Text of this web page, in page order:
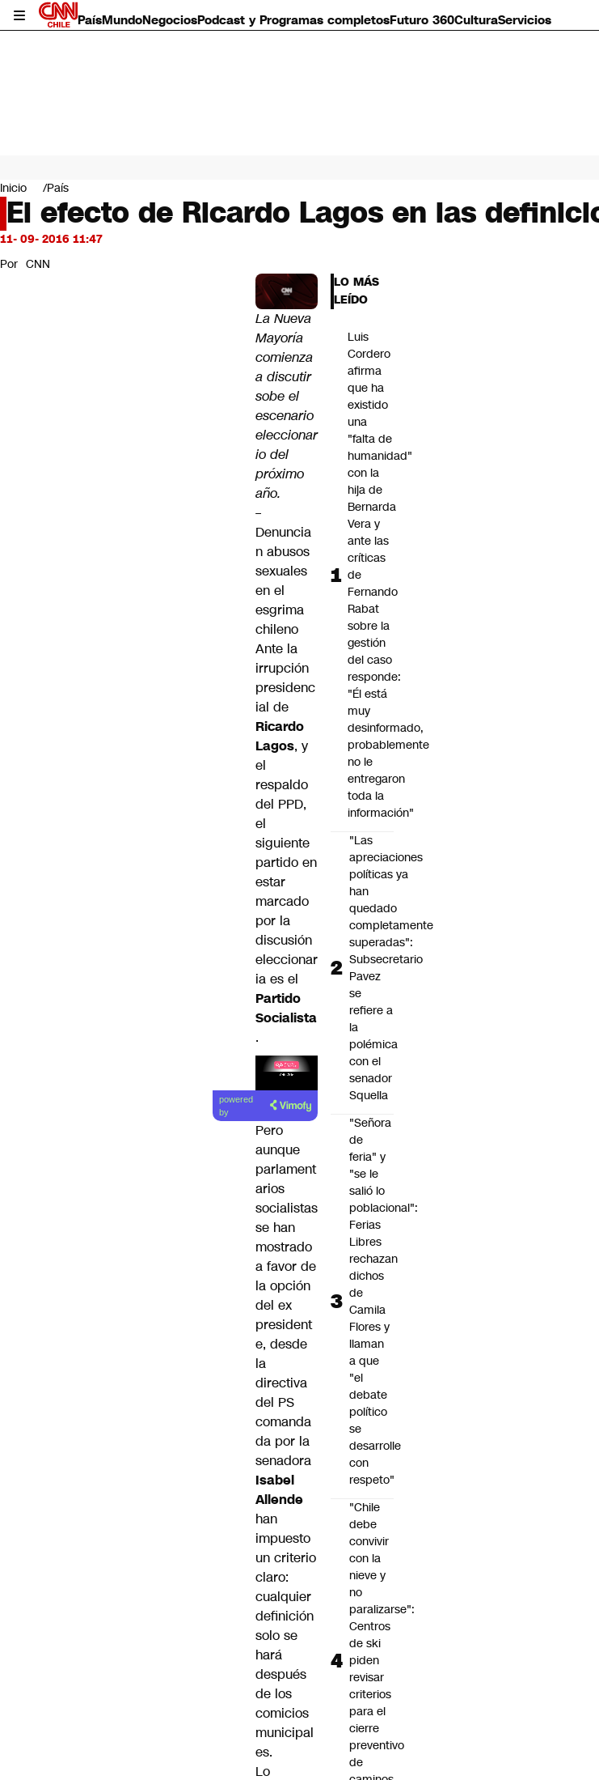
PaísMundoNegociosPodcast y Programas completosFuturo 360CulturaServicios
Mundo
Negocios
Deportes
Programas completos
Servicios
Inicio País
El efecto de Ricardo Lagos en las
11- 09- 2016 11:47
Por CNN
La Nueva
Mayoría
comienza
a discutir
sobe el
escenario
eleccionar
io del
próximo
año.
–
Denuncia
n abusos
sexuales
en el
esgrima
chileno
Ante la
irrupción
presidenc
ial de
Ricardo
Lagos, y
el
respaldo
del PPD,
el
siguiente
partido en
estar
marcado
por la
discusión
eleccionar
ia es el
Partido
Socialista
.
Lea el
artículo
powered
by
Pero
aunque
parlament
arios
socialistas
se han
mostrado
a favor de
la opción
del ex
president
e, desde
la
directiva
del PS
comanda
da por la
senadora
Isabel
Allende
han
impuesto
un criterio
claro:
cualquier
definición
solo se
hará
después
de los
comicios
municipal
es.
Lo
LO MÁS
LEÍDO
Luis
Cordero
afirma
que ha
existido
una
"falta de
humanidad"
con la
hija de
Bernarda
Vera y
ante las
críticas
de
Fernando
Rabat
sobre la
gestión
del caso
responde:
"Él está
muy
desinformado,
probablemente
no le
entregaron
toda la
información"
"Las
apreciaciones
políticas ya
han
quedado
completamente
superadas":
Subsecretario
Pavez
se
refiere a
la
polémica
con el
senador
Squella
"Señora
de
feria" y
"se le
salió lo
poblacional":
Ferias
Libres
rechazan
dichos
de
Camila
Flores y
llaman
a que
"el
debate
político
se
desarrolle
con
respeto"
"Chile
debe
convivir
con la
nieve y
no
paralizarse":
Centros
de ski
piden
revisar
criterios
para el
cierre
preventivo
de